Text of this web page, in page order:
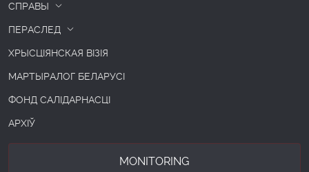
СПРАВЫ
ПЕРАСЛЕД
ХРЫСЦІЯНСКАЯ ВІЗІЯ
МАРТЫРАЛОГ БЕЛАРУСІ
ФОНД САЛІДАРНАСЦІ
АРХІЎ
MONITORING